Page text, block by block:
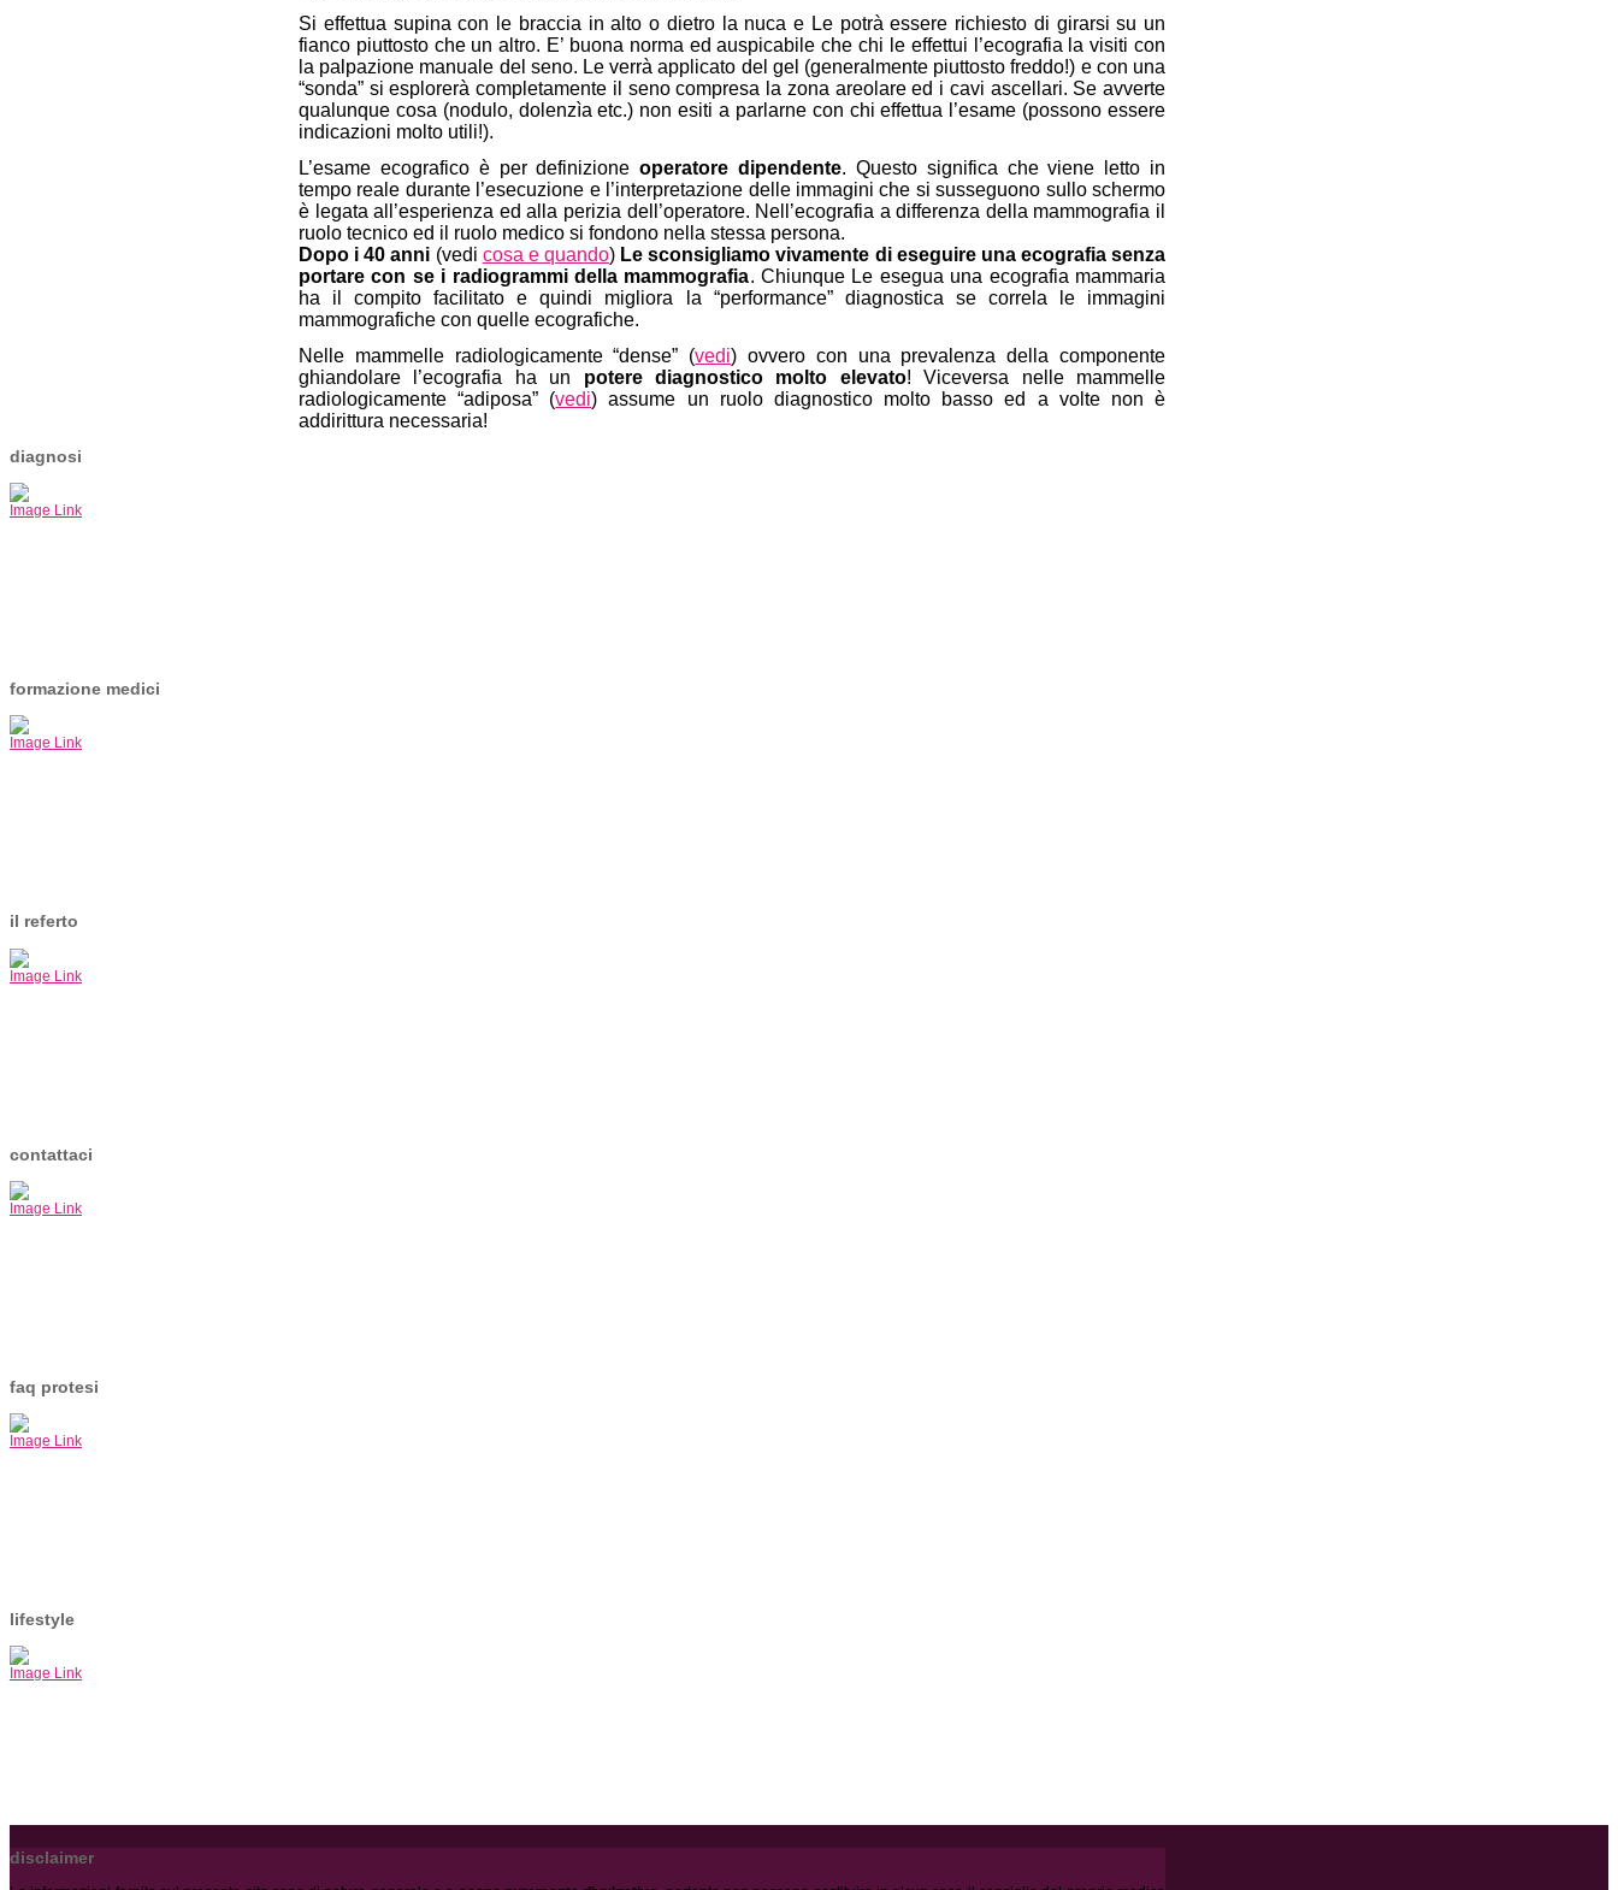
Si effettua supina con le braccia in alto o dietro la nuca e Le potrà essere richiesto di girarsi su un
fianco piuttosto che un altro. E’ buona norma ed auspicabile che chi le effettui l’ecografia la visiti con
la palpazione manuale del seno. Le verrà applicato del gel (generalmente piuttosto freddo!) e con una
“sonda” si esplorerà completamente il seno compresa la zona areolare ed i cavi ascellari. Se avverte
qualunque cosa (nodulo, dolenzìa etc.) non esiti a parlarne con chi effettua l’esame (possono essere
indicazioni molto utili!).
L’esame ecografico è per definizioneoperatore dipendente. Questo significa che viene letto in
tempo reale durante l’esecuzione e l’interpretazione delle immagini che si susseguono sullo schermo
è legata all’esperienza ed alla perizia dell’operatore. Nell’ecografia a differenza della mammografia il
ruolo tecnico ed il ruolo medico si fondono nella stessa persona.
Dopo i 40 anni (vedi cosa e quando)Le sconsigliamo vivamente di eseguire una ecografia senza
portare con se i radiogrammi della mammografia. Chiunque Le esegua una ecografia mammaria
ha il compito facilitato e quindi migliora la “performance” diagnostica se correla le immagini
mammografiche con quelle ecografiche.
Nelle mammelle radiologicamente “dense” (vedi) ovvero con una prevalenza della componente
ghiandolare l’ecografia ha un potere diagnostico molto elevato! Viceversa nelle mammelle
radiologicamente “adiposa” (vedi) assume un ruolo diagnostico molto basso ed a volte non è
addirittura necessaria!
diagnosi
Image Link
formazione medici
Image Link
il referto
Image Link
contattaci
Image Link
faq protesi
Image Link
lifestyle
Image Link
disclaimer